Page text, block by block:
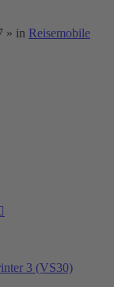
» in Reisemobile
3 (VS30)